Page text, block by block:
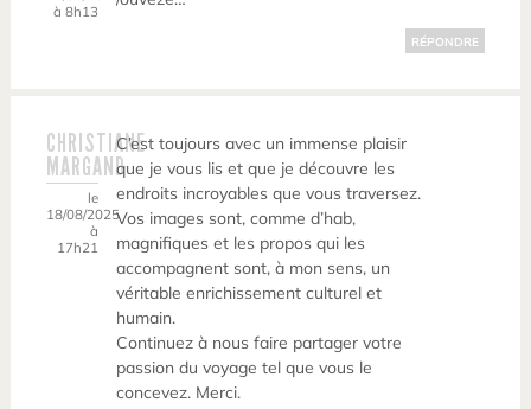
à 8h13
RÉPONDRE
CHRISTIANE
MARGAND
le
18/08/2025
à
17h21
C’est toujours avec un immense plaisir
que je vous lis et que je découvre les
endroits incroyables que vous traversez.
Vos images sont, comme d’hab,
magnifiques et les propos qui les
accompagnent sont, à mon sens, un
véritable enrichissement culturel et
humain.
Continuez à nous faire partager votre
passion du voyage tel que vous le
concevez. Merci.